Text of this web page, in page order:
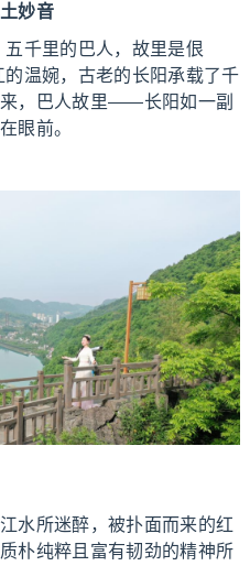
妙音
千里的巴人，故里是佷
温婉，古老的长阳承载了千
，巴人故里——长阳如一副
眼前。
水所迷醉，被扑面而来的红
朴纯粹且富有韧劲的精神所